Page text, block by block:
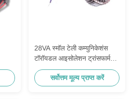
28VA स्मॉल टेली कम्युनिकेशंस
टॉरॉयडल आइसोलेशन ट्रांसफार्मर
280V से 22V / 19.3V
सर्वोत्तम मूल्य प्राप्त करें